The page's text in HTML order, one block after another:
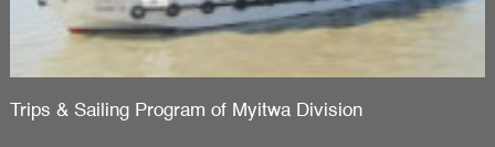
Trips & Sailing Program of Myitwa Division